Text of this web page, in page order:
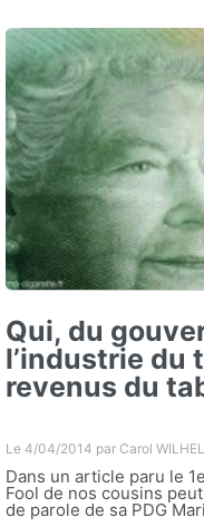
Qui, du
l’industrie du
revenus du
Le 4/04/2014 par Carol
Dans un article paru le
Fool de nos cousins
de parole de sa PDG